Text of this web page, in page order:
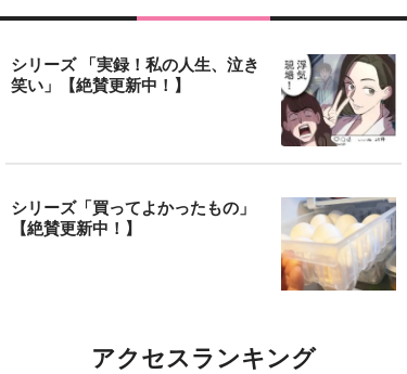
シリーズ 「実録！私の人生、泣き
笑い」【絶賛更新中！】
シリーズ「買ってよかったもの」
【絶賛更新中！】
アクセスランキング